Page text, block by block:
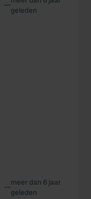
—geleden
—meer dan 6 jaar
geleden